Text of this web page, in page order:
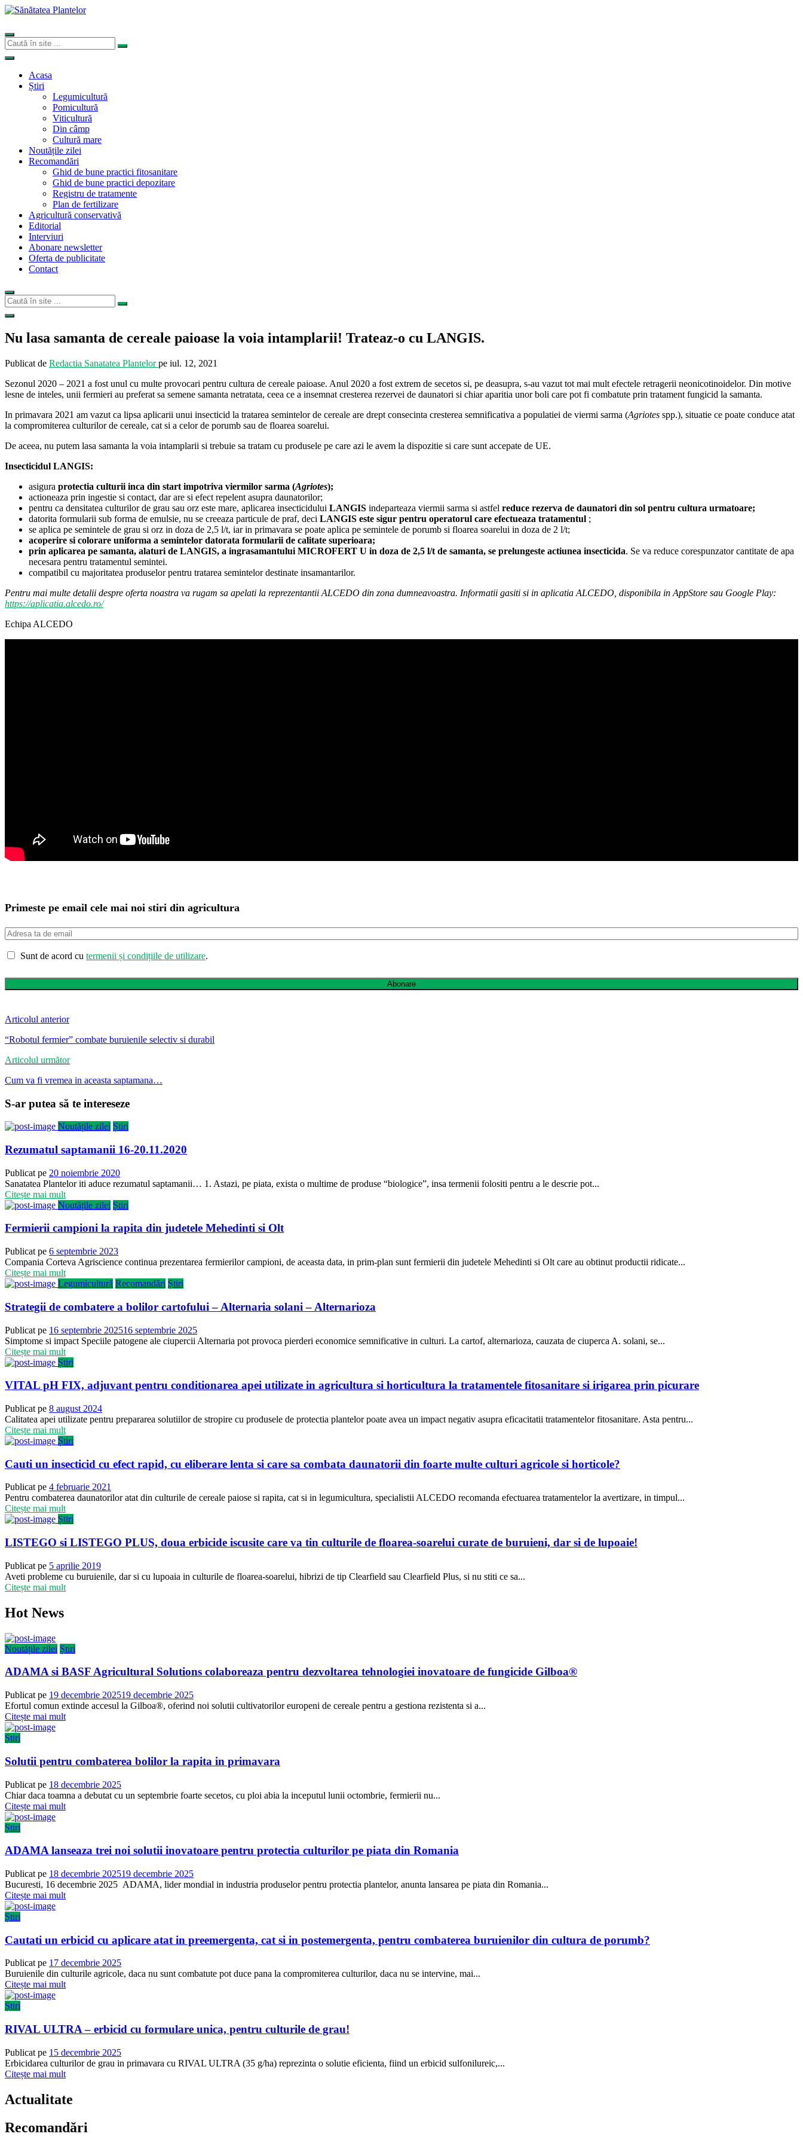
Acasa
Știri
Legumicultură
Pomicultură
Viticultură
Din câmp
Cultură mare
Noutățile zilei
Recomandări
Ghid de bune practici fitosanitare
Ghid de bune practici depozitare
Registru de tratamente
Plan de fertilizare
Agricultură conservativă
Editorial
Interviuri
Abonare newsletter
Oferta de publicitate
Contact
Nu lasa samanta de cereale paioase la voia intamplarii! Trateaz-o cu LANGIS.
Publicat de Redactia Sanatatea Plantelorpe iul. 12, 2021
Sezonul 2020 – 2021 a fost unul cu multe provocari pentru cultura de cereale paioase. Anul 2020 a fost extrem de secetos si, pe deasupra, s-au vazut tot mai mult efectele retragerii neonicotinoidelor. Din motive
lesne de inteles, unii fermieri au preferat sa semene samanta netratata, ceea ce a insemnat cresterea rezervei de daunatori si chiar aparitia unor boli care pot fi combatute prin tratament fungicid la samanta.
In primavara 2021 am vazut ca lipsa aplicarii unui insecticid la tratarea semintelor de cereale are drept consecinta cresterea semnificativa a populatiei de viermi sarma (Agriotes spp.), situatie ce poate conduce atat
la compromiterea culturilor de cereale, cat si a celor de porumb sau de floarea soarelui.
De aceea, nu putem lasa samanta la voia intamplarii si trebuie sa tratam cu produsele pe care azi le avem la dispozitie si care sunt accepate de UE.
Insecticidul LANGIS:
asigura protectia culturii inca din start impotriva viermilor sarma (Agriotes);
actioneaza prin ingestie si contact, dar are si efect repelent asupra daunatorilor;
pentru ca densitatea culturilor de grau sau orz este mare, aplicarea insecticidului LANGIS indeparteaza viermii sarma si astfel reduce rezerva de daunatori din sol pentru cultura urmatoare;
datorita formularii sub forma de emulsie, nu se creeaza particule de praf, deci LANGIS este sigur pentru operatorul care efectueaza tratamentul ;
se aplica pe semintele de grau si orz in doza de 2,5 l/t, iar in primavara se poate aplica pe semintele de porumb si floarea soarelui in doza de 2 l/t;
acoperire si colorare uniforma a semintelor datorata formularii de calitate superioara;
prin aplicarea pe samanta, alaturi de LANGIS, a ingrasamantului MICROFERT U in doza de 2,5 l/t de samanta, se prelungeste actiunea insecticida. Se va reduce corespunzator cantitate de apa
necesara pentru tratamentul semintei.
compatibil cu majoritatea produselor pentru tratarea semintelor destinate insamantarilor.
Pentru mai multe detalii despre oferta noastra va rugam sa apelati la reprezentantii ALCEDO din zona dumneavoastra. Informatii gasiti si in aplicatia ALCEDO, disponibila in AppStore sau Google Play:
https://aplicatia.alcedo.ro/
Echipa ALCEDO
Primeste pe email cele mai noi stiri din agricultura
Sunt de acord cu termenii și condițiile de utilizare.
Abonare
Articolul anterior
“Robotul fermier” combate buruienile selectiv si durabil
Articolul următor
Cum va fi vremea in aceasta saptamana…
S-ar putea să te intereseze
Noutățile zilei Știri
Rezumatul saptamanii 16-20.11.2020
Publicat pe 20 noiembrie 2020
Sanatatea Plantelor iti aduce rezumatul saptamanii… 1. Astazi, pe piata, exista o multime de produse “biologice”, insa termenii folositi pentru a le descrie pot...
Citește mai mult
Noutățile zilei Știri
Fermierii campioni la rapita din judetele Mehedinti si Olt
Publicat pe 6 septembrie 2023
Compania Corteva Agriscience continua prezentarea fermierilor campioni, de aceasta data, in prim-plan sunt fermierii din judetele Mehedinti si Olt care au obtinut productii ridicate...
Citește mai mult
Legumicultură Recomandări Știri
Strategii de combatere a bolilor cartofului – Alternaria solani – Alternarioza
Publicat pe 16 septembrie 202516 septembrie 2025
Simptome si impact Speciile patogene ale ciupercii Alternaria pot provoca pierderi economice semnificative in culturi. La cartof, alternarioza, cauzata de ciuperca A. solani, se...
Citește mai mult
Știri
VITAL pH FIX, adjuvant pentru conditionarea apei utilizate in agricultura si horticultura la tratamentele fitosanitare si irigarea prin picurare
Publicat pe 8 august 2024
Calitatea apei utilizate pentru prepararea solutiilor de stropire cu produsele de protectia plantelor poate avea un impact negativ asupra eficacitatii tratamentelor fitosanitare. Asta pentru...
Citește mai mult
Știri
Cauti un insecticid cu efect rapid, cu eliberare lenta si care sa combata daunatorii din foarte multe culturi agricole si horticole?
Publicat pe 4 februarie 2021
Pentru combaterea daunatorilor atat din culturile de cereale paiose si rapita, cat si in legumicultura, specialistii ALCEDO recomanda efectuarea tratamentelor la avertizare, in timpul...
Citește mai mult
Știri
LISTEGO si LISTEGO PLUS, doua erbicide iscusite care va tin culturile de floarea-soarelui curate de buruieni, dar si de lupoaie!
Publicat pe 5 aprilie 2019
Aveti probleme cu buruienile, dar si cu lupoaia in culturile de floarea-soarelui, hibrizi de tip Clearfield sau Clearfield Plus, si nu stiti ce sa...
Citește mai mult
Hot News
Noutățile zilei Știri
ADAMA si BASF Agricultural Solutions colaboreaza pentru dezvoltarea tehnologiei inovatoare de fungicide Gilboa®
Publicat pe 19 decembrie 202519 decembrie 2025
Efortul comun extinde accesul la Gilboa®, oferind noi solutii cultivatorilor europeni de cereale pentru a gestiona rezistenta si a...
Citește mai mult
Știri
Solutii pentru combaterea bolilor la rapita in primavara
Publicat pe 18 decembrie 2025
Chiar daca toamna a debutat cu un septembrie foarte secetos, cu ploi abia la inceputul lunii octombrie, fermierii nu...
Citește mai mult
Știri
ADAMA lanseaza trei noi solutii inovatoare pentru protectia culturilor pe piata din Romania
Publicat pe 18 decembrie 202519 decembrie 2025
Bucuresti, 16 decembrie 2025 ADAMA, lider mondial in industria produselor pentru protectia plantelor, anunta lansarea pe piata din Romania...
Citește mai mult
Știri
Cautati un erbicid cu aplicare atat in preemergenta, cat si in postemergenta, pentru combaterea buruienilor din cultura de porumb?
Publicat pe 17 decembrie 2025
Buruienile din culturile agricole, daca nu sunt combatute pot duce pana la compromiterea culturilor, daca nu se intervine, mai...
Citește mai mult
Știri
RIVAL ULTRA – erbicid cu formulare unica, pentru culturile de grau!
Publicat pe 15 decembrie 2025
Erbicidarea culturilor de grau in primavara cu RIVAL ULTRA (35 g/ha) reprezinta o solutie eficienta, fiind un erbicid sulfonilureic,...
Citește mai mult
Actualitate
Recomandări